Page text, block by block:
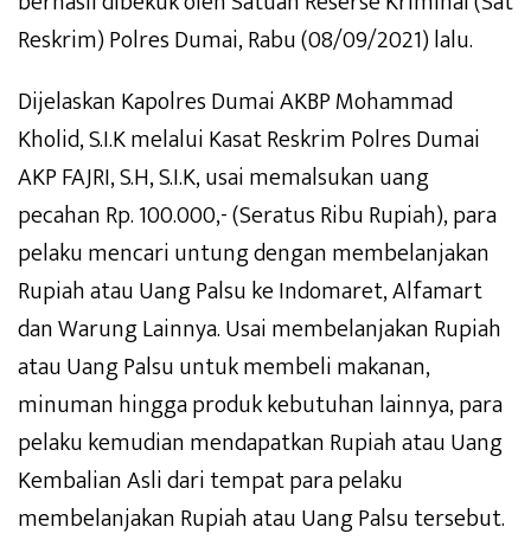
Reskrim) Polres Dumai, Rabu (08/09/2021) lalu.
Dijelaskan Kapolres Dumai AKBP Mohammad
Kholid, S.I.K melalui Kasat Reskrim Polres Dumai
AKP FAJRI, S.H, S.I.K, usai memalsukan uang
pecahan Rp. 100.000,- (Seratus Ribu Rupiah), para
pelaku mencari untung dengan membelanjakan
Rupiah atau Uang Palsu ke Indomaret, Alfamart
dan Warung Lainnya. Usai membelanjakan Rupiah
atau Uang Palsu untuk membeli makanan,
minuman hingga produk kebutuhan lainnya, para
pelaku kemudian mendapatkan Rupiah atau Uang
Kembalian Asli dari tempat para pelaku
membelanjakan Rupiah atau Uang Palsu tersebut.